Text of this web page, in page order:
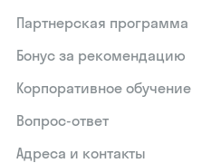
Партнерская программа
Бонус за рекомендацию
Корпоративное обучение
Вопрос-ответ
Адреса и контакты